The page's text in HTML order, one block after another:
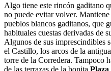
Algo tiene este rincón gaditano
no puede evitar volver.
pueblos blancos gaditanos, que
habituales cuestas derivadas de
Algunos de sus imprescindibles
el Castillo, los arcos de la
torre de la Corredera. Tampoco
de las terrazas de la bonita Plaza